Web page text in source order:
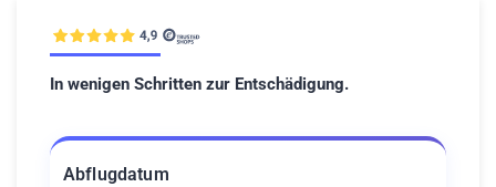
In wenigen Schritten zur Entschädigung.
Abflugdatum